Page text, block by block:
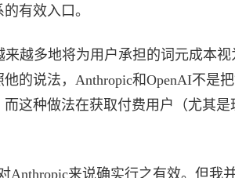
有效入口。
越多地将为用户承担的词元成本
的说法，Anthropic和OpenAI不是把
这种做法在获取付费用户（尤其是
Anthropic来说确实行之有效。但我